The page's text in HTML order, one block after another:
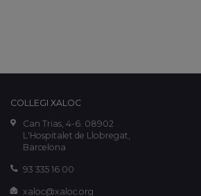
COL·LEGI XALOC
Can Trias, 4-6. 08902
L'Hospitalet de Llobregat,
Barcelona
93 335 16 00
xaloc@xaloc.org